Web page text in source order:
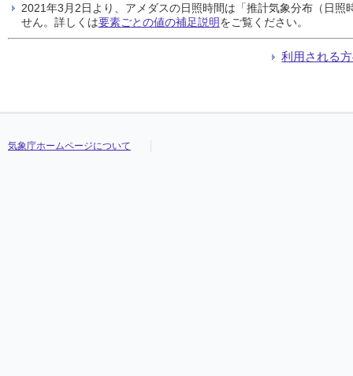
2021年3月2日より、アメダスの日照時間は「推計気象分布（日
せん。詳しくは要素ごとの値の補足説明をご覧ください。
利用される
気象庁ホームページについて